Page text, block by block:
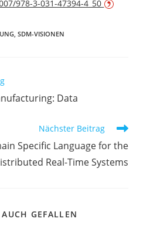
978-3-031-47394-4_50
, SDM-VISIONEN
Data
Nächster Beitrag
Specific Language for the
Real-Time Systems
GEFALLEN